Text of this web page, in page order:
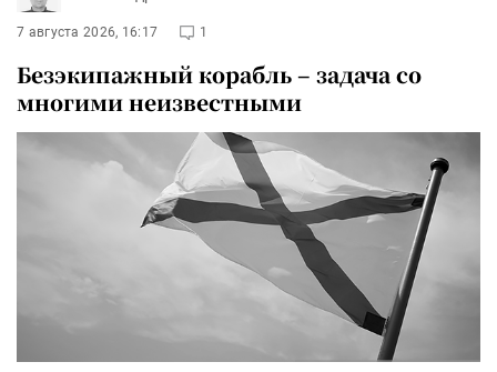
7 августа 2026, 16:17 1
Безэкипажный корабль – задача со
многими неизвестными